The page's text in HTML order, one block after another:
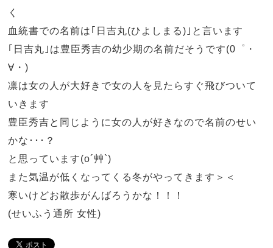
く
血統書での名前は｢日吉丸(ひよしまる)｣と言います
｢日吉丸｣は豊臣秀吉の幼少期の名前だそうです(0゜・
∀・)
凛は女の人が大好きで女の人を見たらすぐ飛びついて
いきます
豊臣秀吉と同じように女の人が好きなので名前のせい
かな･･･？
と思っています(o´艸`)
また気温が低くなってくる冬がやってきます＞＜
寒いけどお散歩がんばろうかな！！！
(せいふう通所 女性)